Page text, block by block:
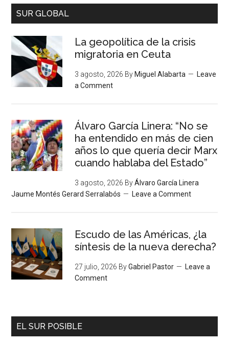
SUR GLOBAL
La geopolítica de la crisis
migratoria en Ceuta
3 agosto, 2026 By Miguel Alabarta
Leave
a Comment
Álvaro García Linera: “No se
ha entendido en más de cien
años lo que quería decir Marx
cuando hablaba del Estado”
3 agosto, 2026 ByÁlvaro García Linera
Jaume Montés Gerard Serralabós
Leave a Comment
Escudo de las Américas, ¿la
síntesis de la nueva derecha?
27 julio, 2026 ByGabriel Pastor
Leave a
Comment
EL SUR POSIBLE